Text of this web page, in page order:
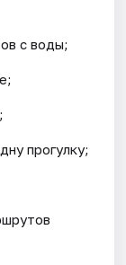
с воды;
прогулку;